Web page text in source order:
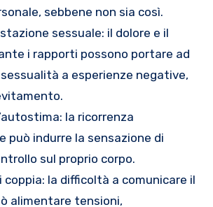
sebbene non sia così.
sessuale: il dolore e il
i rapporti possono portare ad
a esperienze negative,
la ricorrenza
può indurre la sensazione di
sul proprio corpo.
coppia: la difficoltà a comunicare il
alimentare tensioni,